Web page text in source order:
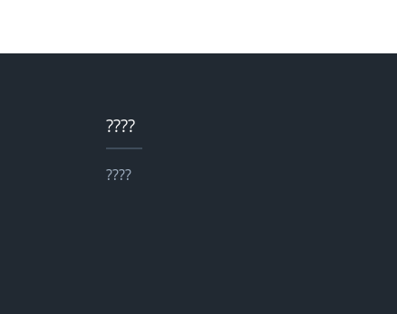
????
????